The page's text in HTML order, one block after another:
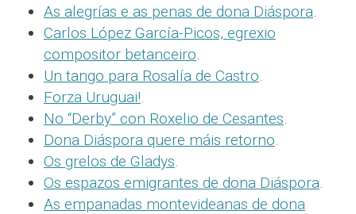
As alegrías e as penas de dona Diáspora.
Carlos López García-Picos, egrexio
compositor betanceiro.
Un tango para Rosalía de Castro.
Forza Uruguai!.
No “Derby” con Roxelio de Cesantes.
Dona Diáspora quere máis retorno.
Os grelos de Gladys.
Os espazos emigrantes de dona Diáspora.
As empanadas montevideanas de dona